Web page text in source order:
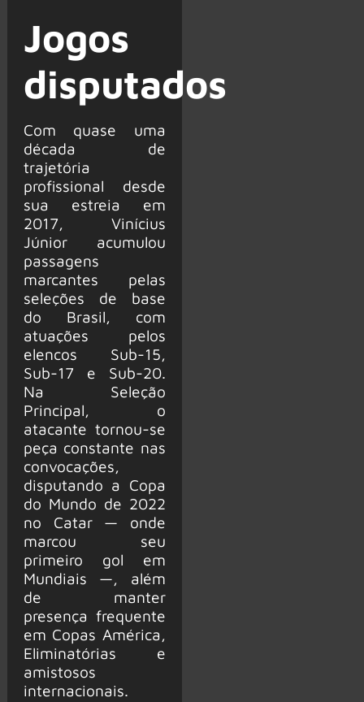
Jogos
disputados
Com quase uma
década de
trajetória
profissional desde
sua estreia em
2017, Vinícius
Júnior acumulou
passagens
marcantes pelas
seleções de base
do Brasil, com
atuações pelos
elencos Sub-15,
Sub-17 e Sub-20.
Na Seleção
Principal, o
atacante tornou-se
peça constante nas
convocações,
disputando a Copa
do Mundo de 2022
no Catar — onde
marcou seu
primeiro gol em
Mundiais —, além
de manter
presença frequente
em Copas América,
Eliminatórias e
amistosos
internacionais.